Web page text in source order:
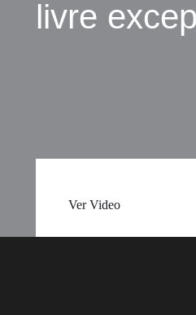
livre
Ver Video